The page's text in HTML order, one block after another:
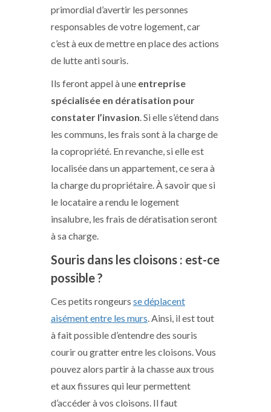
primordial d’avertir les personnes
responsables de votre logement, car
c’est à eux de mettre en place des actions
de lutte anti souris.
Ils feront appel à une entreprise
spécialisée en dératisation pour
constater l’invasion. Si elle s’étend dans
les communs, les frais sont à la charge de
la copropriété. En revanche, si elle est
localisée dans un appartement, ce sera à
la charge du propriétaire. À savoir que si
le locataire a rendu le logement
insalubre, les frais de dératisation seront
à sa charge.
Souris dans les cloisons : est-ce
possible ?
Ces petits rongeurs se déplacent
aisément entre les murs. Ainsi, il est tout
à fait possible d’entendre des souris
courir ou gratter entre les cloisons. Vous
pouvez alors partir à la chasse aux trous
et aux fissures qui leur permettent
d’accéder à vos cloisons. Il faut